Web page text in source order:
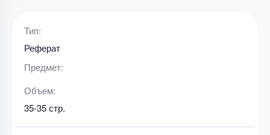
Тип:
Реферат
Предмет:
Объем:
35-35 стр.